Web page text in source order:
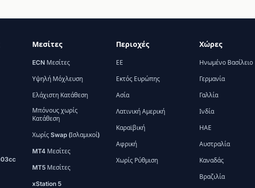
Μεσίτες
ECN Μεσίτες
Υψηλή Μόχλευση
Ελάχιστη Κατάθεση
Μπόνους χωρίς
Κατάθεση
Χωρίς Swap (Ισλαμικοί)
MT4 Μεσίτες
MT5 Μεσίτες
xStation 5
Περιοχές
ΕΕ
Εκτός Ευρώπης
Ασία
Λατινική Αμερική
Καραϊβική
Αφρική
Χωρίς Ρύθμιση
Χώρες
Ηνωμένο Βασίλειο
Γερμανία
Γαλλία
Ινδία
ΗΑΕ
Αυστραλία
Καναδάς
Βραζιλία